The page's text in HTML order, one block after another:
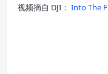
视频摘自 DJI： Into The